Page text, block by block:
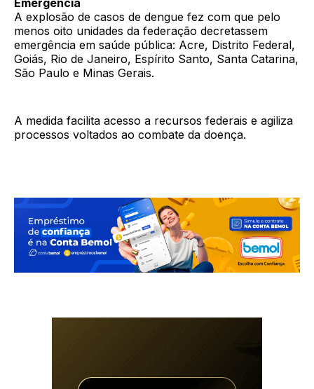
Emergência
A explosão de casos de dengue fez com que pelo
menos oito unidades da federação decretassem
emergência em saúde pública: Acre, Distrito Federal,
Goiás, Rio de Janeiro, Espírito Santo, Santa Catarina,
São Paulo e Minas Gerais.
A medida facilita acesso a recursos federais e agiliza
processos voltados ao combate da doença.